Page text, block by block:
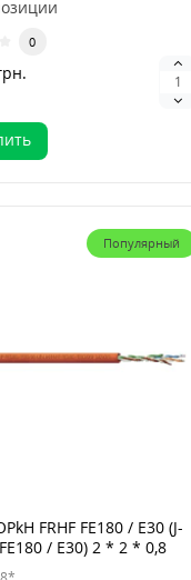
0
Популярный
FRHF FE180 / E30 (J-
/ E30) 2 * 2 * 0,8